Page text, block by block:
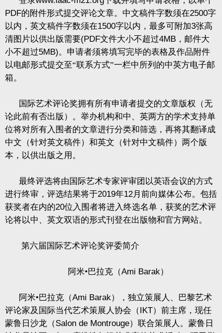
PDF的附件形式提交评论文章。中文稿件字数须在2500字
以内，英文稿件字数须在1500字以内，最多可附加3张高
清图片以供出版需要(PDF文件大小不超过4MB ，邮件大
小不超过5MB)。申请者须将填写完毕的表格及作品附件
以电邮形式提交至“联系方式”一栏中所列的中英方电子邮
箱。
国际艺术评论奖拥有所有申请者提交的文章版权（无
论此前有否出版）。举办机构和中、英两方的学术支持单
位将对所有入围者的文章进行分类和筛选，再将其翻译成
中文（针对英文稿件）和英文（针对中文稿件）两个版
本，以供出版之用。
最终评选将由国际艺术专家评审团以英语会议的方式
进行终审，评选结果将于2019年12月前向媒体公布。包括
获奖者在内的20位入围者将进入终选名单，获奖的艺术评
论将以中、英文双语的形式刊登在出版物和官方网站。
第六届国际艺术评论奖评委简介
阿米•巴拉克（Ami Barak）
阿米•巴拉克（Ami Barak），独立策展人、巴黎艺术
评论家及国际当代艺术策展人协会（IKT）前主席，现任
蒙鲁日沙龙（Salon de Montrouge）联合策展人。蒙鲁日